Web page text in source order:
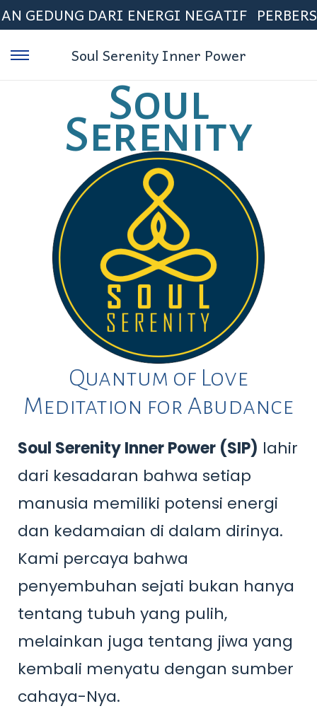
DARI ENERGI NEGATIF PERBERSIHAN
Soul Serenity Inner Power
Soul
Serenity
Quantum of Love
Meditation for Abudance
Soul Serenity Inner Power (SIP) lahir
dari kesadaran bahwa setiap
manusia memiliki potensi energi
dan kedamaian di dalam dirinya.
Kami percaya bahwa
penyembuhan sejati bukan hanya
tentang tubuh yang pulih,
melainkan juga tentang jiwa yang
kembali menyatu dengan sumber
cahaya-Nya.